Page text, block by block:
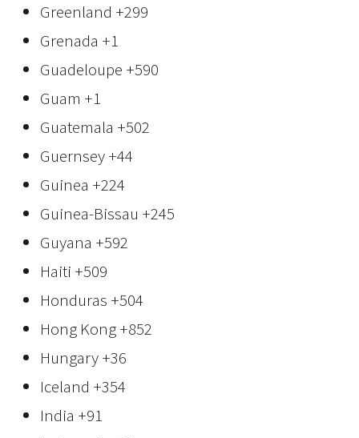
Greenland +299
Grenada +1
Guadeloupe +590
Guam +1
Guatemala +502
Guernsey+44
Guinea +224
Guinea-Bissau +245
Guyana +592
Haiti +509
Honduras +504
Hong Kong+852
Hungary+36
Iceland +354
India +91